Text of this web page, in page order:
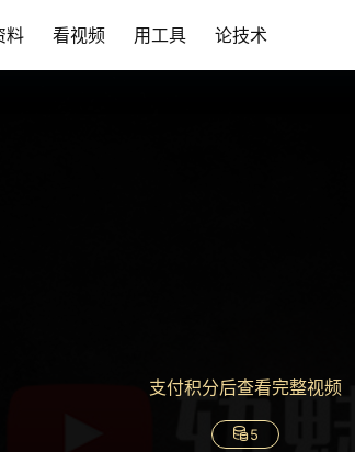
料 看视频 用工具 论技术
支付积分后查看完整视频
5